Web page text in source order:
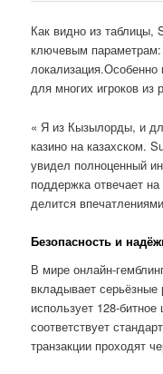
Как видно из таблицы,
ключевым параметрам:
локализация.Особенно
для многих игроков
« Я из Кызылорды, и
казино на казахском.
увидел полноценный
поддержка отвечает
делится
Безопасность и
В мире онлайн-
вкладывает
использует 128-
соответствует
транзакции проходят